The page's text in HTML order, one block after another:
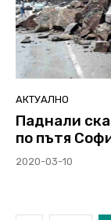
АКТУАЛНО
Паднали
по пътя
2020-03-10